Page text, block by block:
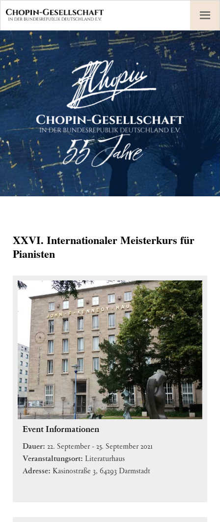
to
content
Chopin-Gesellschaft
XXVI. Internationaler Meisterkurs für
Pianisten
Event Informationen
Dauer: 22. September - 25. September 2021
Veranstaltungsort: Literaturhaus
Adresse: Kasinostraße 3, 64293 Darmstadt